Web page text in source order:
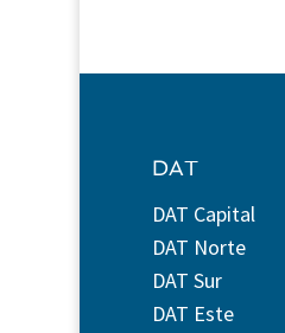
DAT
DAT Capital
DAT Norte
DAT Sur
DAT Este